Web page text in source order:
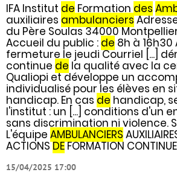
IFA Institut de Formation des
auxiliaires ambulanciers
du Père Soulas 34000
Accueil du public : de 8h à
fermeture le jeudi Courriel [...]
continue de la qualité avec la
Qualiopi et développe un
individualisé pour les élèves en
handicap. En cas de handicap,
l'institut : un [...] conditions d'un
sans discrimination ni violence.
L'équipe AMBULANCIERS
ACTIONSDEFORMATION CONTINUE
15/04/2025 17:00